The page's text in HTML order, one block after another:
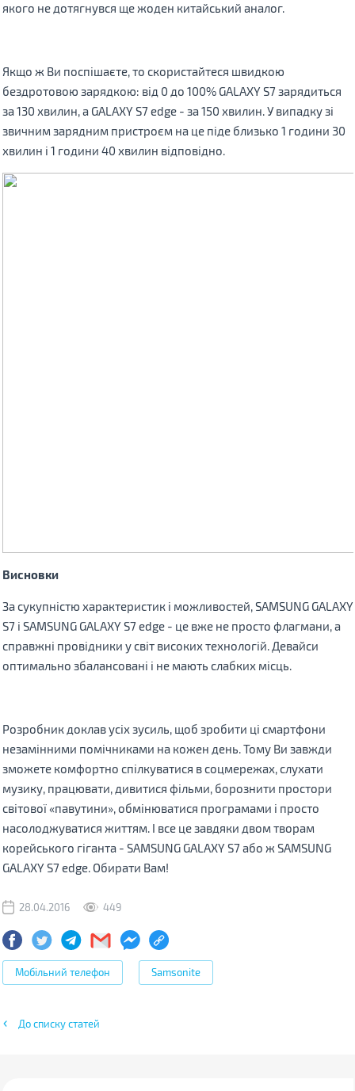
якого не дотягнувся ще жоден китайський аналог.
Якщо ж Ви поспішаєте, то скористайтеся швидкою
бездротовою зарядкою: від 0 до 100% GALAXY S7 зарядиться
за 130 хвилин, а GALAXY S7 edge - за 150 хвилин. У випадку зі
звичним зарядним пристроєм на це піде близько 1 години 30
хвилин і 1 години 40 хвилин відповідно.
Висновки
За сукупністю характеристик і можливостей, SAMSUNG GALAXY
S7 і SAMSUNG GALAXY S7 edge - це вже не просто флагмани, а
справжні провідники у світ високих технологій. Девайси
оптимально збалансовані і не мають слабких місць.
Розробник доклав усіх зусиль, щоб зробити ці смартфони
незамінними помічниками на кожен день. Тому Ви завжди
зможете комфортно спілкуватися в соцмережах, слухати
музику, працювати, дивитися фільми, борознити простори
світової «павутини», обмінюватися програмами і просто
насолоджуватися життям. І все це завдяки двом творам
корейського гіганта - SAMSUNG GALAXY S7 або ж SAMSUNG
GALAXY S7 edge. Обирати Вам!
28.04.2016 449
Мобільний телефон Samsonite
До списку статей